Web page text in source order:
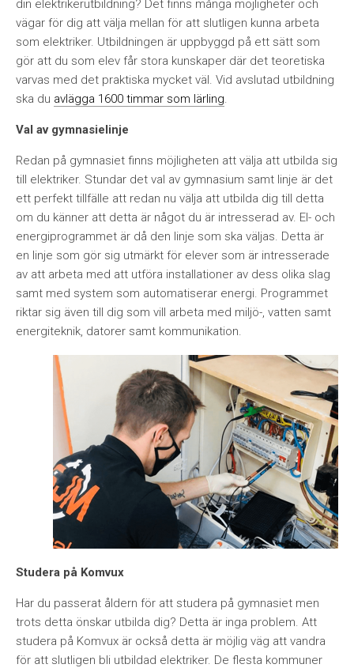
din elektrikerutbildning? Det finns många möjligheter och
vägar för dig att välja mellan för att slutligen kunna arbeta
som elektriker. Utbildningen är uppbyggd på ett sätt som
gör att du som elev får stora kunskaper där det teoretiska
varvas med det praktiska mycket väl. Vid avslutad utbildning
ska du avlägga 1600 timmar som lärling.
Val av gymnasielinje
Redan på gymnasiet finns möjligheten att välja att utbilda sig
till elektriker. Stundar det val av gymnasium samt linje är det
ett perfekt tillfälle att redan nu välja att utbilda dig till detta
om du känner att detta är något du är intresserad av. El- och
energiprogrammet är då den linje som ska väljas. Detta är
en linje som gör sig utmärkt för elever som är intresserade
av att arbeta med att utföra installationer av dess olika slag
samt med system som automatiserar energi. Programmet
riktar sig även till dig som vill arbeta med miljö-, vatten samt
energiteknik, datorer samt kommunikation.
Studera på Komvux
Har du passerat åldern för att studera på gymnasiet men
trots detta önskar utbilda dig? Detta är inga problem. Att
studera på Komvux är också detta är möjlig väg att vandra
för att slutligen bli utbildad elektriker. De flesta kommuner